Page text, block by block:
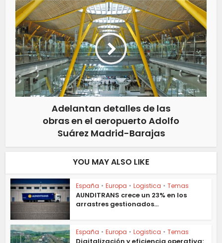
Adelantan detalles de las
obras en el aeropuerto Adolfo
Suárez Madrid-Barajas
YOU MAY ALSO LIKE
España • Europa • Logistica • Temas
AUNDITRANS crece un 23% en los
arrastres gestionados...
España • Europa • Logistica • Temas